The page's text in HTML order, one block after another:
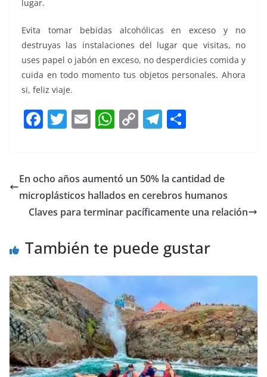
lugar.
Evita tomar bebidas alcohólicas en exceso y no
destruyas las instalaciones del lugar que visitas, no
uses papel o jabón en exceso, no desperdicies comida y
cuida en todo momento tus objetos personales. Ahora
si, feliz viaje.
F
e
b
o
k
T
er
E
l
W
s
A
p
C
y
Li
n
T
gr
a
m
e
En ocho años aumentó un 50% la cantidad de
microplásticos hallados en cerebros humanos
Claves para terminar pacíficamente una relación
También te puede gustar